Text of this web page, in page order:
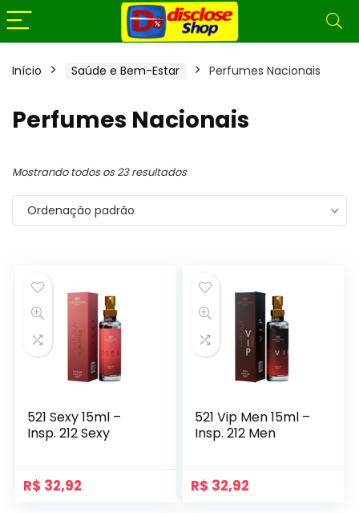
Início Saúde e Bem-Estar Perfumes Nacionais
Perfumes Nacionais
Mostrando todos os 23 resultados
Ordenação padrão
521 Sexy 15ml –
Insp. 212 Sexy
R$ 32,92
521 Vip Men 15ml –
Insp. 212 Men
R$ 32,92